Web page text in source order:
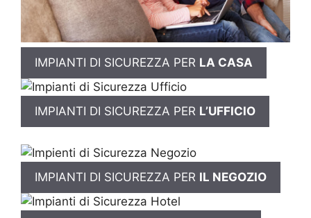
IMPIANTI DI SICUREZZA PER LA CASA
IMPIANTI DI SICUREZZA PER L’UFFICIO
IMPIANTI DI SICUREZZA PER IL NEGOZIO